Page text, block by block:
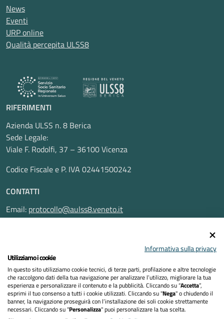
News
Eventi
URP online
Qualità percepita ULSS8
RIFERIMENTI
Azienda ULSS n. 8 Berica
Sede Legale:
Viale F. Rodolfi, 37 – 36100 Vicenza
Codice Fiscale e P. IVA 02441500242
CONTATTI
Email: protocollo@aulss8.veneto.it
Pec:protocollo.aulss8@pecveneto.it
Privacy Policy
Dichiarazione di accessibilità
Informativa sulla privacy
Utilizziamo i cookie
In questo sito utilizziamo cookie tecnici, di terze parti, profilazione e altre tecnologie
che raccolgono dati della tua navigazione per analizzare l’utilizzo, migliorare la tua
esperienza e personalizzare il contenuto e la pubblicità. Cliccando su “Accetta”,
esprimi il tuo consenso a tutti i cookie utilizzati. Cliccando su "Nega" o chiudendo il
banner, la navigazione proseguirà con l’installazione dei soli cookie strettamente
necessari. Cliccando su "Personalizza" puoi personalizzare la tua scelta.